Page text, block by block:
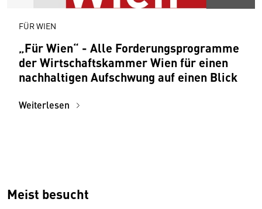
FÜR WIEN
„Für Wien“ - Alle Forderungsprogramme
der Wirtschaftskammer Wien für einen
nachhaltigen Aufschwung auf einen Blick
Weiterlesen
Meist besucht